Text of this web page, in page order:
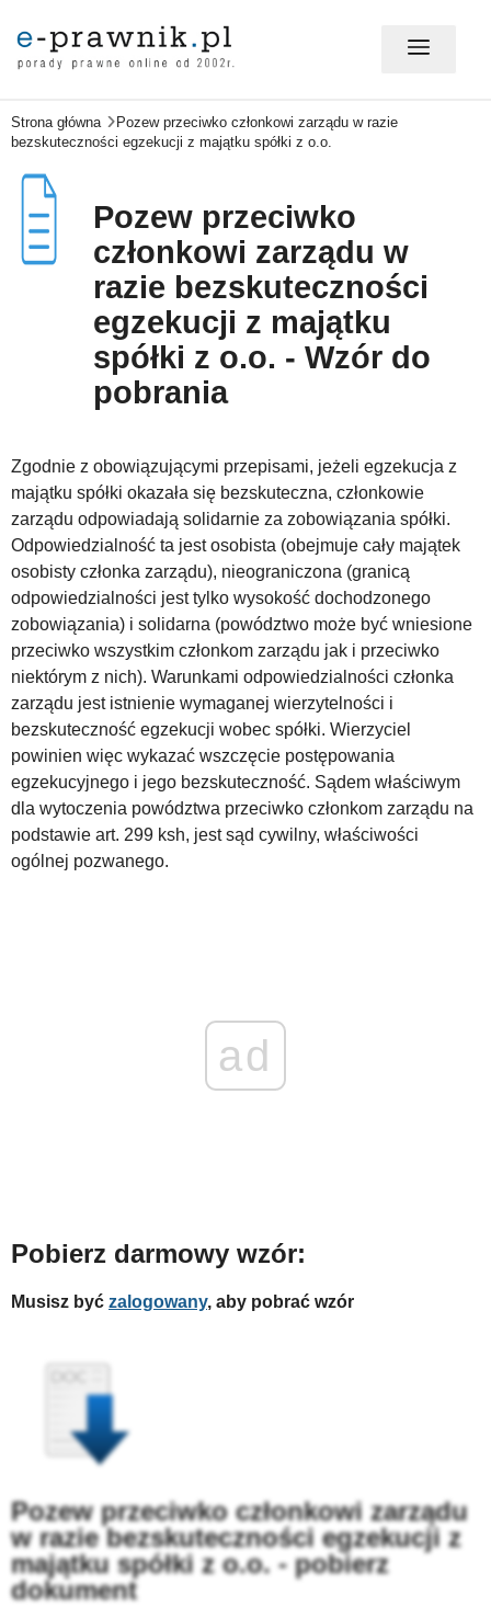
MÓJ E-PRAWNIK - LOGOWANIE
PORADY PRAWNE ONLINE
PRAWO NA CO DZIEŃ
PRAWO W BIZNESIE
WZORY DOKUMENTÓW
FORUM PRAWNE
Strona główna
Pozew przeciwko członkowi zarządu w razie
bezskuteczności egzekucji z majątku spółki z o.o.
Pozew przeciwko
członkowi zarządu w
razie bezskuteczności
egzekucji z majątku
spółki z o.o. - Wzór do
pobrania
Zgodnie z obowiązującymi przepisami, jeżeli egzekucja z
majątku spółki okazała się bezskuteczna, członkowie
zarządu odpowiadają solidarnie za zobowiązania spółki.
Odpowiedzialność ta jest osobista (obejmuje cały majątek
osobisty członka zarządu), nieograniczona (granicą
odpowiedzialności jest tylko wysokość dochodzonego
zobowiązania) i solidarna (powództwo może być wniesione
przeciwko wszystkim członkom zarządu jak i przeciwko
niektórym z nich). Warunkami odpowiedzialności członka
zarządu jest istnienie wymaganej wierzytelności i
bezskuteczność egzekucji wobec spółki. Wierzyciel
powinien więc wykazać wszczęcie postępowania
egzekucyjnego i jego bezskuteczność. Sądem właściwym
dla wytoczenia powództwa przeciwko członkom zarządu na
podstawie art. 299 ksh, jest sąd cywilny, właściwości
ogólnej pozwanego.
ad
Pobierz darmowy wzór:
Musisz być zalogowany, aby pobrać wzór
Pozew przeciwko członkowi zarządu
w razie bezskuteczności egzekucji z
majątku spółki z o.o. - pobierz
dokument